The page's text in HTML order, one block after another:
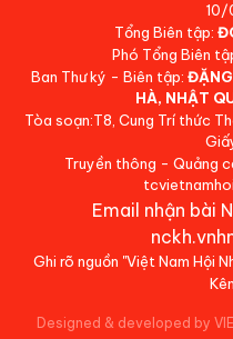
10/
Tổng Biên tập:
Phó Tổng Biên
Ban Thư ký - Biên tập:
HÀ, NHẬT
Tòa soạn:T8, Cung Trí thức
Truyền thông - Quảng
Email nhận bài
Ghi rõ nguồn "Việt Nam Hội
Designed & developed by